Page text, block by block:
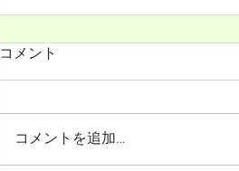
ニューズレター第99号（2026
月25日）が発行されました。
コメント
コメントを追加…